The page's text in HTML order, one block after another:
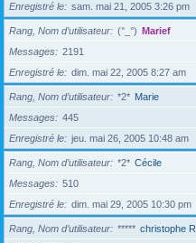
Enregistré le
sam. mai 21, 2005 3:26 pm
Rang, Nom d’utilisateur (°_°) Marief
Messages
2191
Enregistré le
dim. mai 22, 2005 8:27 am
Rang, Nom d’utilisateur *2* Marie
Messages
445
Enregistré le
jeu. mai 26, 2005 10:48 am
Rang, Nom d’utilisateur *2* Cécile
Messages
510
Enregistré le
dim. mai 29, 2005 10:30 pm
Rang, Nom d’utilisateur ***** christophe R